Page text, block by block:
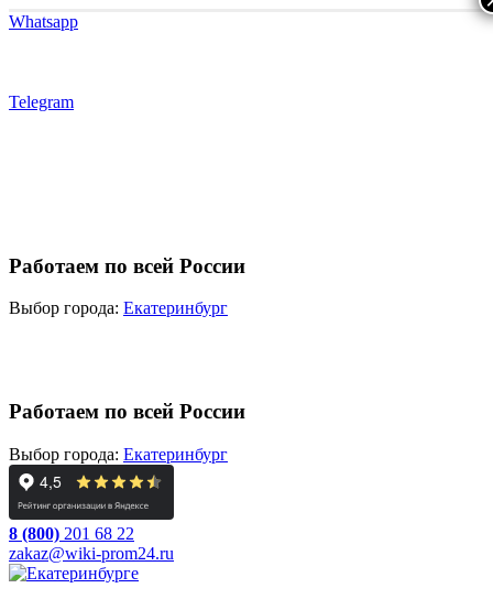
Whatsapp
Telegram
Работаем по всей России
Выбор города: Екатеринбург
Работаем по всей России
Выбор города: Екатеринбург
8 (800) 201 68 22
zakaz@wiki-prom24.ru